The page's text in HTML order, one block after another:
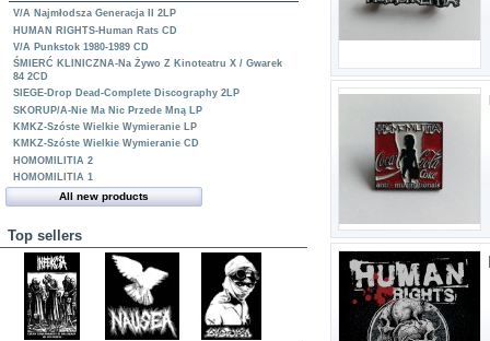
V/A Najmłodsza Generacja II 2LP
HUMAN RIGHTS-Human Rats CD
V/A Punkstok 1980-1989 CD
ŚMIERĆ KLINICZNA-Na Żywo Z Kinoteatru X / Gwarek
84 2CD
SIEGE-Drop Dead-Complete Discography 2LP
SKORUP/A-Nie Ma Nic Przede Mną LP
KMKZ-Szóste Wielkie Wymieranie LP
KMKZ-Szóste Wielkie Wymieranie CD
HOMOMILITIA 2
HOMOMILITIA 1
All new products
Top sellers